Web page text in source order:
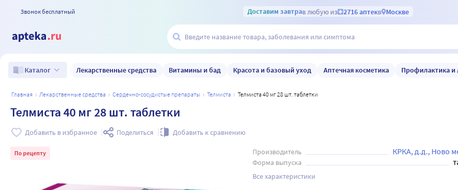
Звонок бесплатный Доставим завтрав любую из 2716 аптекв Москве
Каталог Лекарственные средства Витамины и бад Красота и базовый уход Аптечная косметика Профилактика и
главная лекарственные средства сердечно-сосудистые препараты телмиста Телмиста 40 мг 28 шт. таблетки
Телмиста 40 мг 28 шт. таблетки
Добавить в избранное Поделиться Добавить к сравнению
По рецепту Производитель КРКА, д.д., Ново
Форма выпуска
Все характеристики